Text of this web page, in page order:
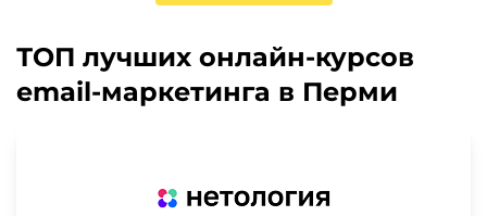
ТОП лучших онлайн-курсов
email-маркетинга в Перми